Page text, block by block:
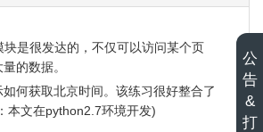
块是很发达的，不仅可以访问某个页
的数据。
何获取北京时间。该练习很好整合了
本文在python2.7环境开发)
公
告
&
打